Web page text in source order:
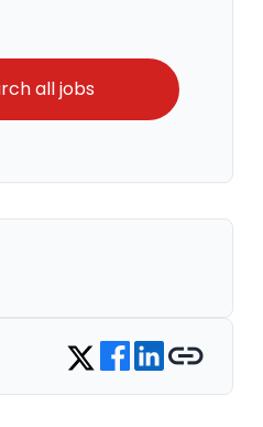
all jobs
Share on Twitter
Share on Facebook
Share on LinkedIn
Copy link